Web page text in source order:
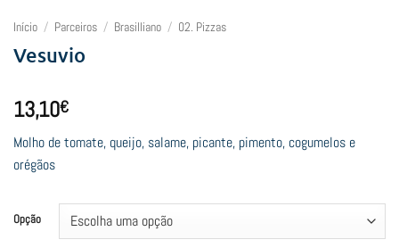
Início / Parceiros / Brasilliano / 02. Pizzas
Vesuvio
13,10€
Molho de tomate, queijo, salame, picante, pimento, cogumelos e
orégãos
Opção